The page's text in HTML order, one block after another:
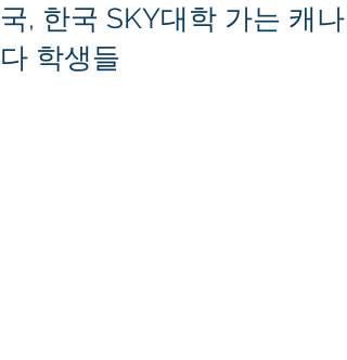
국, 한국 SKY대학 가는 캐나
다 학생들